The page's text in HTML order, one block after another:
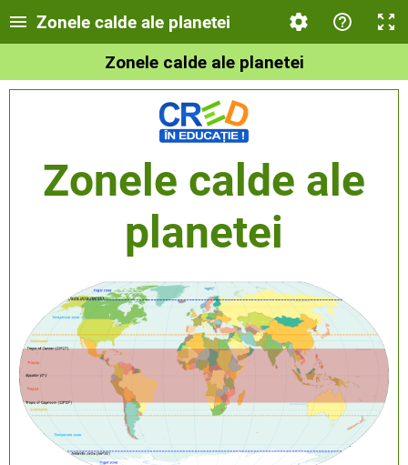
Zonele calde ale planetei
Zonele calde ale planetei
Zonele calde ale
planetei